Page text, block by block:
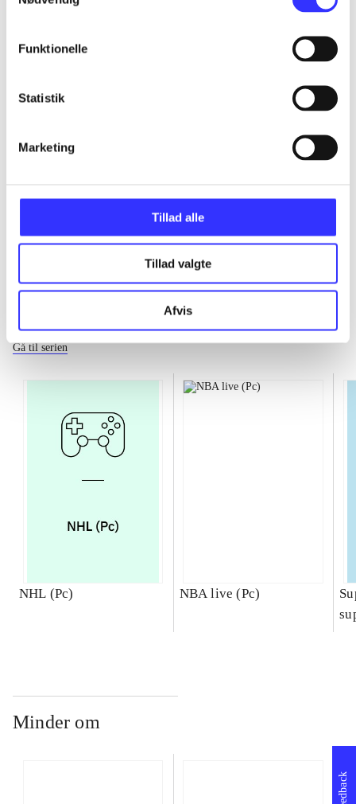
Funktionelle
Statistik
Marketing
Tillad alle
Tillad valgte
Afvis
...
...
...
Gå til serien
NHL (Pc) NBA live (Pc)
Minder om
Feedback